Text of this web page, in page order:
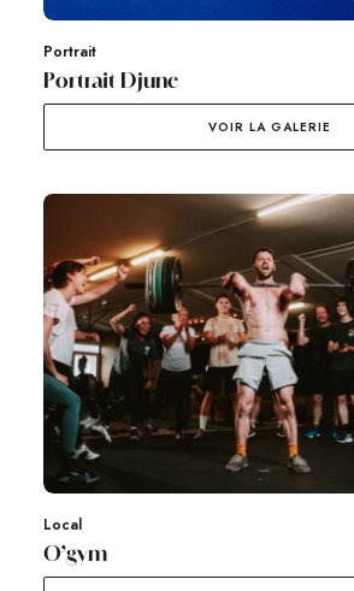
Portrait
Portrait Djune
VOIR LA GALERIE
Local
O’gym